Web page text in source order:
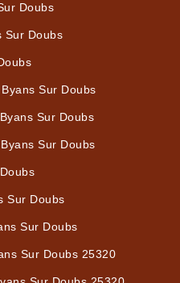
Doubs
Sur Doubs
Sur Doubs
Sur Doubs
Sur Doubs
Sur Doubs
Sur Doubs
Sur Doubs 25320